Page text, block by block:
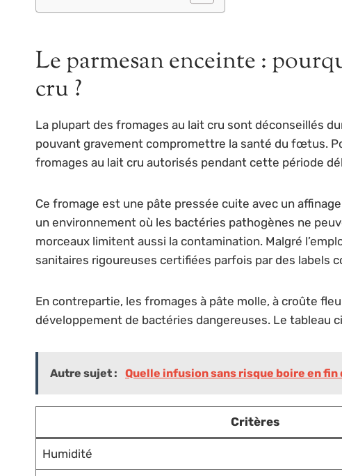
Le parmesan enceinte :
cru ?
La plupart des fromages au lait cru sont déconseillés
pouvant gravement compromettre la santé du fœtus.
fromages au lait cru autorisés pendant cette période
Ce fromage est une pâte pressée cuite avec un
un environnement où les bactéries pathogènes ne
morceaux limitent aussi la contamination. Malgré
sanitaires rigoureuses certifiées parfois par des labels
En contrepartie, les fromages à pâte molle, à croûte
développement de bactéries dangereuses. Le tableau
Autre sujet : Quelle infusion sans risque boire en
Critères
Humidité